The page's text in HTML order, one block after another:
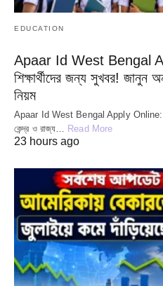
EDUCATION
Apaar Id West Bengal
শিক্ষার্থীদের জন্য সুখবর!
নিয়ম
Apaar Id West Bengal Apply Online:
কেন্দ্র ও রাজ্য…
Read More
23 hours ago